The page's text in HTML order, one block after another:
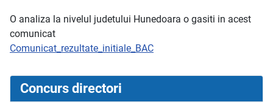
O analiza la nivelul judetului Hunedoara o gasiti in acest
comunicat
Comunicat_rezultate_initiale_BAC
Concurs directori